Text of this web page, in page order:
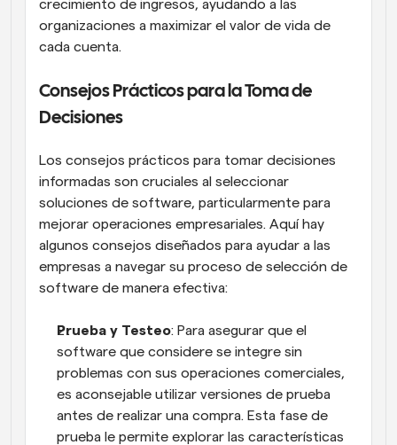
crecimiento de ingresos, ayudando a las
organizaciones a maximizar el valor de vida de
cada cuenta.
Consejos Prácticos para la Toma de
Decisiones
Los consejos prácticos para tomar decisiones
informadas son cruciales al seleccionar
soluciones de software, particularmente para
mejorar operaciones empresariales. Aquí hay
algunos consejos diseñados para ayudar a las
empresas a navegar su proceso de selección de
software de manera efectiva:
Prueba y Testeo: Para asegurar que el
software que considere se integre sin
problemas con sus operaciones comerciales,
es aconsejable utilizar versiones de prueba
antes de realizar una compra. Esta fase de
prueba le permite explorar las características